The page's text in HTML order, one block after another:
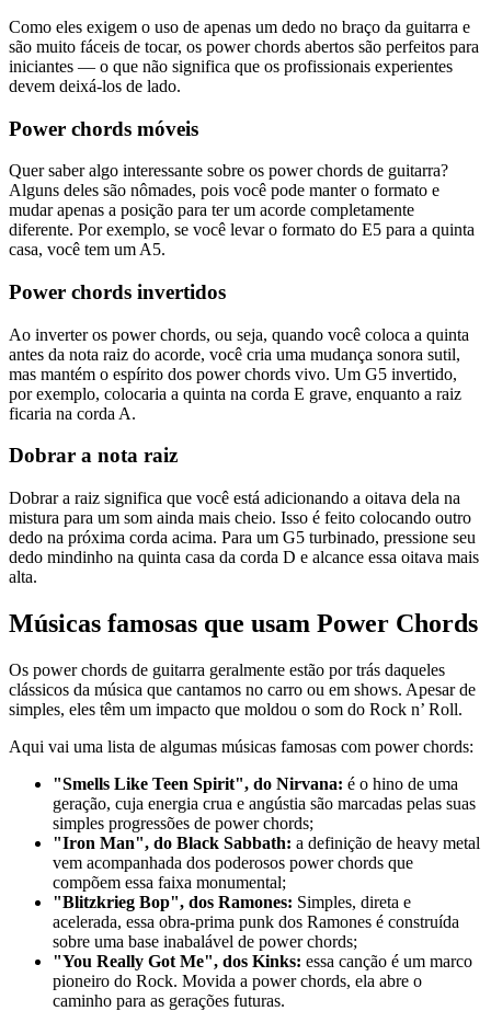
Como eles exigem o uso de apenas um dedo no braço da guitarra e
são muito fáceis de tocar, os power chords abertos são perfeitos para
iniciantes — o que não significa que os profissionais experientes
devem deixá-los de lado.
Power chords móveis
Quer saber algo interessante sobre os power chords de guitarra?
Alguns deles são nômades, pois você pode manter o formato e
mudar apenas a posição para ter um acorde completamente
diferente. Por exemplo, se você levar o formato do E5 para a quinta
casa, você tem um A5.
Power chords invertidos
Ao inverter os power chords, ou seja, quando você coloca a quinta
antes da nota raiz do acorde, você cria uma mudança sonora sutil,
mas mantém o espírito dos power chords vivo. Um G5 invertido,
por exemplo, colocaria a quinta na corda E grave, enquanto a raiz
ficaria na corda A.
Dobrar a nota raiz
Dobrar a raiz significa que você está adicionando a oitava dela na
mistura para um som ainda mais cheio. Isso é feito colocando outro
dedo na próxima corda acima. Para um G5 turbinado, pressione seu
dedo mindinho na quinta casa da corda D e alcance essa oitava mais
alta.
Músicas famosas que usam Power Chords
Os power chords de guitarra geralmente estão por trás daqueles
clássicos da música que cantamos no carro ou em shows. Apesar de
simples, eles têm um impacto que moldou o som do Rock n’ Roll.
Aqui vai uma lista de algumas músicas famosas com power chords:
"Smells Like Teen Spirit", do Nirvana: é o hino de uma
geração, cuja energia crua e angústia são marcadas pelas suas
simples progressões de power chords;
"Iron Man", do Black Sabbath: a definição de heavy metal
vem acompanhada dos poderosos power chords que
compõem essa faixa monumental;
"Blitzkrieg Bop", dos Ramones: Simples, direta e
acelerada, essa obra-prima punk dos Ramones é construída
sobre uma base inabalável de power chords;
"You Really Got Me", dos Kinks: essa canção é um marco
pioneiro do Rock. Movida a power chords, ela abre o
caminho para as gerações futuras.